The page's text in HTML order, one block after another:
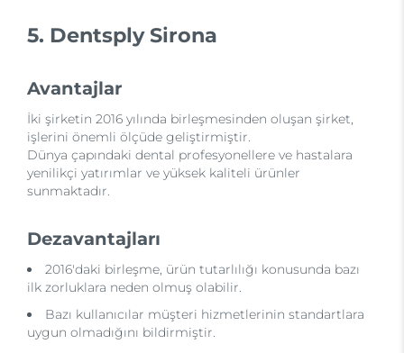
5. Dentsply Sirona
Avantajlar
İki şirketin 2016 yılında birleşmesinden oluşan şirket,
işlerini önemli ölçüde geliştirmiştir.
Dünya çapındaki dental profesyonellere ve hastalara
yenilikçi yatırımlar ve yüksek kaliteli ürünler
sunmaktadır.
Dezavantajları
2016'daki birleşme, ürün tutarlılığı konusunda bazı
ilk zorluklara neden olmuş olabilir.
Bazı kullanıcılar müşteri hizmetlerinin standartlara
uygun olmadığını bildirmiştir.